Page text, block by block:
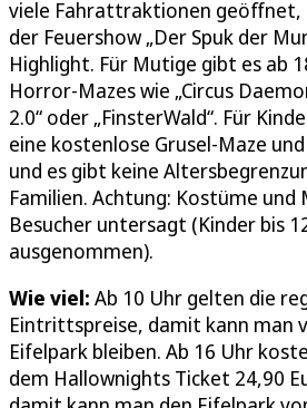
viele Fahrattraktionen geöffnet,
der Feuershow „Der Spuk der
Highlight. Für Mutige gibt es ab
Horror‑Mazes wie „Circus
2.0“ oder „FinsterWald“. Für
eine kostenlose Grusel‑Maze
und es gibt keine
Familien. Achtung: Kostüme und
Besucher untersagt (Kinder bis
ausgenommen).
Wie viel: Ab 10 Uhr gelten die
Eintrittspreise, damit kann man
Eifelpark bleiben. Ab 16 Uhr
dem Hallownights Ticket 24,90